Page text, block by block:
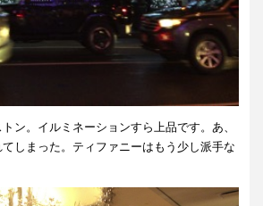
ン。イルミネーションすら上品です。あ、
しまった。ティファニーはもう少し派手な